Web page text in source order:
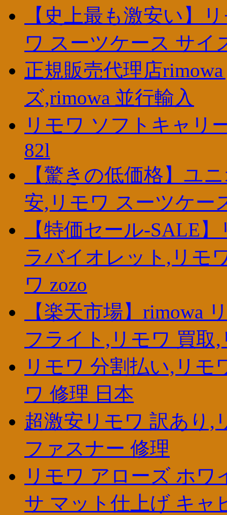
【史上最も激安い】
ワ スーツケース サイ
正規販売代理店
ズ,rimowa 並行輸入
リモワ ソフトキャリ
82l
【驚きの低価格】ユ
安,リモワ スーツケー
【特価セール-SALE
ラバイオレット,リモ
ワ zozo
【楽天市場】rimowa
フライト,リモワ 買取
リモワ 分割払い,リ
ワ 修理 日本
超激安リモワ 訳あり,
ファスナー 修理
リモワ アローズ ホワ
サ マット仕上げ キャ